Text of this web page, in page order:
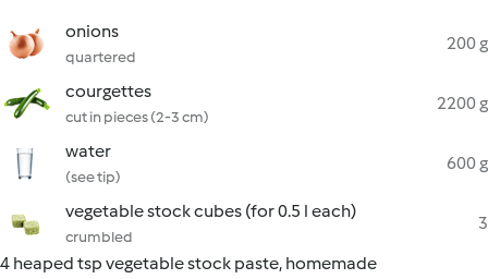
onions
quartered
200 g
courgettes
cut in pieces (2-3 cm)
2200 g
water
(see tip)
600 g
vegetable stock cubes (for 0.5 l each)
crumbled
3
4 heaped tsp vegetable stock paste, homemade